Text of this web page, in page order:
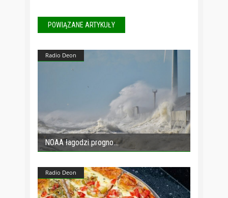
POWIĄZANE ARTYKUŁY
Radio Deon
NOAA łagodzi progno
Radio Deon